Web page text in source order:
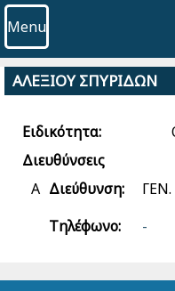
Menu
ΑΛΕΞΙΟΥ ΣΠΥΡΙΔΩΝ
Ειδικότητα:
Διευθύνσεις
Α Διεύθυνση:
Τηλέφωνο:
-